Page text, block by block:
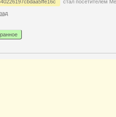
стал посетителем